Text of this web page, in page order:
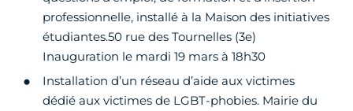
professionnelle, installé à la Maison des initiatives
étudiantes.50 rue des Tournelles (3e)
Inauguration le mardi 19 mars à 18h30
Installation d’un réseau d’aide aux victimes
dédié aux victimes de LGBT-phobies. Mairie du